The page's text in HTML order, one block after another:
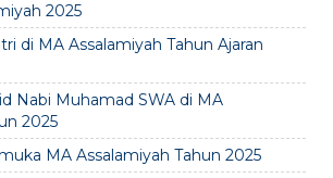
2025
di MA Assalamiyah Tahun Ajaran
Nabi Muhamad SWA di MA
2025
MA Assalamiyah Tahun 2025